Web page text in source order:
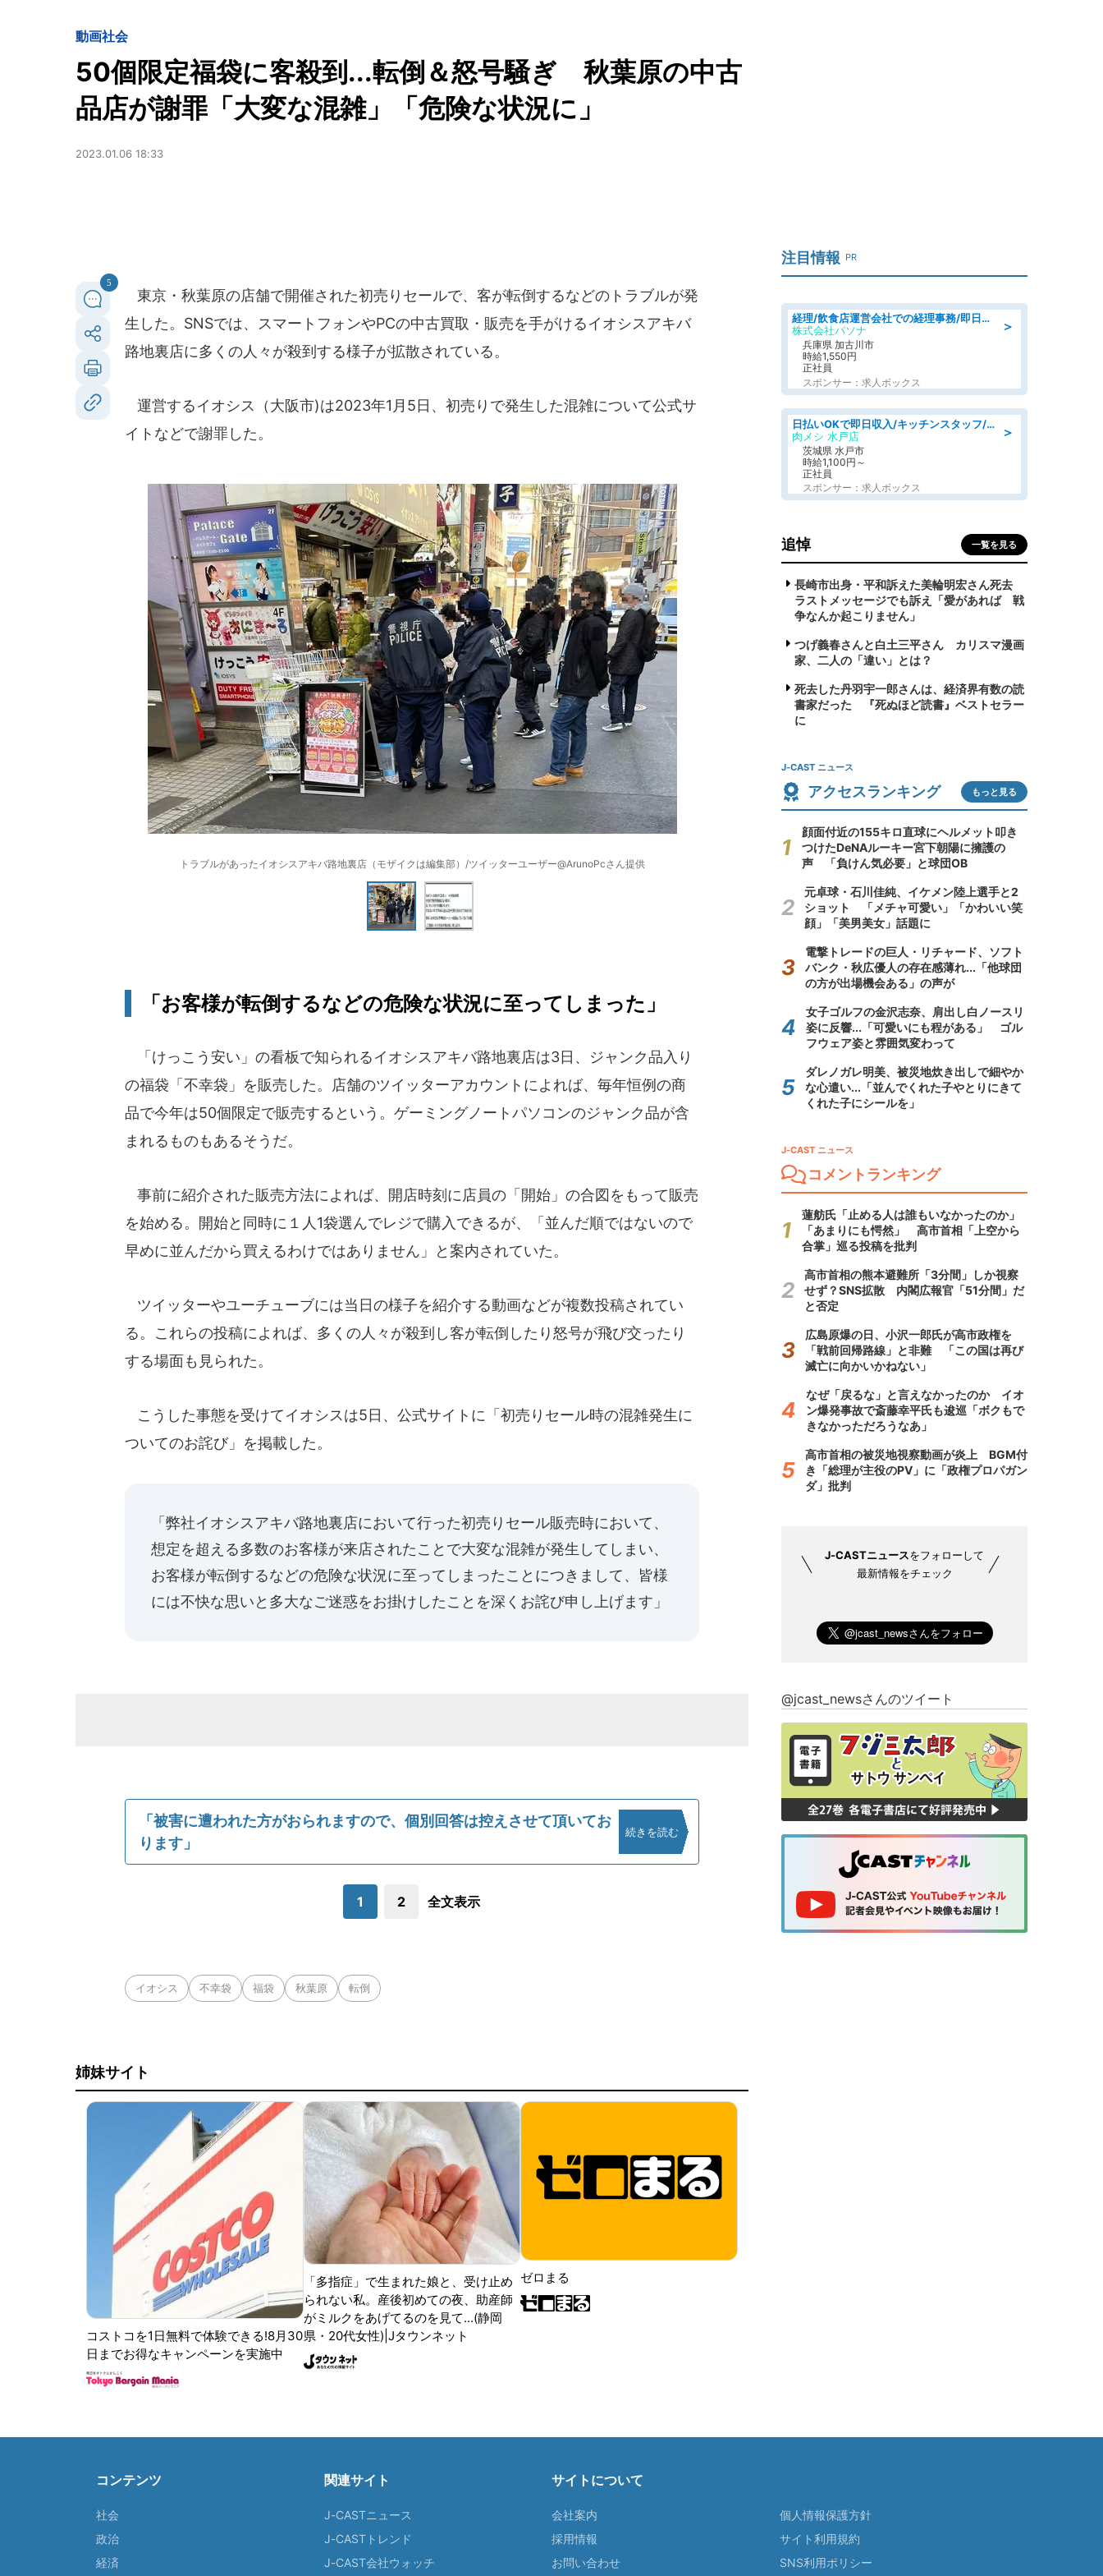
動画社会
50個限定福袋に客殺到...転倒＆怒号騒ぎ 秋葉原の中古
品店が謝罪「大変な混雑」「危険な状況に」
2023.01.06 18:33
5
東京・秋葉原の店舗で開催された初売りセールで、客が転倒するなどのトラブルが発
生した。SNSでは、スマートフォンやPCの中古買取・販売を手がけるイオシスアキバ
路地裏店に多くの人々が殺到する様子が拡散されている。
運営するイオシス（大阪市)は2023年1月5日、初売りで発生した混雑について公式サ
イトなどで謝罪した。
トラブルがあったイオシスアキバ路地裏店（モザイクは編集部）/ツイッターユーザー@ArunoPcさん提供
「お客様が転倒するなどの危険な状況に至ってしまった」
「けっこう安い」の看板で知られるイオシスアキバ路地裏店は3日、ジャンク品入り
の福袋「不幸袋」を販売した。店舗のツイッターアカウントによれば、毎年恒例の商
品で今年は50個限定で販売するという。ゲーミングノートパソコンのジャンク品が含
まれるものもあるそうだ。
事前に紹介された販売方法によれば、開店時刻に店員の「開始」の合図をもって販売
を始める。開始と同時に１人1袋選んでレジで購入できるが、「並んだ順ではないので
早めに並んだから買えるわけではありません」と案内されていた。
ツイッターやユーチューブには当日の様子を紹介する動画などが複数投稿されてい
る。これらの投稿によれば、多くの人々が殺到し客が転倒したり怒号が飛び交ったり
する場面も見られた。
こうした事態を受けてイオシスは5日、公式サイトに「初売りセール時の混雑発生に
ついてのお詫び」を掲載した。
「弊社イオシスアキバ路地裏店において行った初売りセール販売時において、
想定を超える多数のお客様が来店されたことで大変な混雑が発生してしまい、
お客様が転倒するなどの危険な状況に至ってしまったことにつきまして、皆様
には不快な思いと多大なご迷惑をお掛けしたことを深くお詫び申し上げます」
「被害に遭われた方がおられますので、個別回答は控えさせて頂いてお
ります」
続きを読む
1 2 全文表示
イオシス 不幸袋 福袋 秋葉原 転倒
姉妹サイト
コストコを1日無料で体験できる!8月30
日までお得なキャンペーンを実施中
「多指症」で生まれた娘と、受け止め
られない私。産後初めての夜、助産師
がミルクをあげてるのを見て...(静岡
県・20代女性)|Jタウンネット
ゼロまる
注目情報 PR
＞
経理/飲食店運営会社での経理事務/即日勤務可/車通勤可/経理/一般事務
株式会社パソナ
兵庫県 加古川市
時給1,550円
正社員
スポンサー：求人ボックス
＞
日払いOKで即日収入/キッチンスタッフ/「原付免許必須」デリバリー業務など、自己成長可能な幅広い仕事に挑戦!髪型自由&ピアス・ネイルOK/茨城県/水戸市
肉メシ 水戸店
茨城県 水戸市
時給1,100円～
正社員
スポンサー：求人ボックス
追悼 一覧を見る
長崎市出身・平和訴えた美輪明宏さん死去
ラストメッセージでも訴え「愛があれば 戦
争なんか起こりません」
つげ義春さんと白土三平さん カリスマ漫画
家、二人の「違い」とは？
死去した丹羽宇一郎さんは、経済界有数の読
書家だった 『死ぬほど読書』ベストセラー
に
J-CAST ニュース
アクセスランキング もっと見る
顔面付近の155キロ直球にヘルメット叩き
つけたDeNAルーキー宮下朝陽に擁護の
声 「負けん気必要」と球団OB
元卓球・石川佳純、イケメン陸上選手と2
ショット 「メチャ可愛い」「かわいい笑
顔」「美男美女」話題に
電撃トレードの巨人・リチャード、ソフト
バンク・秋広優人の存在感薄れ...「他球団
の方が出場機会ある」の声が
女子ゴルフの金沢志奈、肩出し白ノースリ
姿に反響...「可愛いにも程がある」 ゴル
フウェア姿と雰囲気変わって
ダレノガレ明美、被災地炊き出しで細やか
な心遣い...「並んでくれた子やとりにきて
くれた子にシールを」
J-CAST ニュース
コメントランキング
蓮舫氏「止める人は誰もいなかったのか」
「あまりにも愕然」 高市首相「上空から
合掌」巡る投稿を批判
高市首相の熊本避難所「3分間」しか視察
せず？SNS拡散 内閣広報官「51分間」だ
と否定
広島原爆の日、小沢一郎氏が高市政権を
「戦前回帰路線」と非難 「この国は再び
滅亡に向かいかねない」
なぜ「戻るな」と言えなかったのか イオ
ン爆発事故で斎藤幸平氏も逡巡「ボクもで
きなかっただろうなあ」
高市首相の被災地視察動画が炎上 BGM付
き「総理が主役のPV」に「政権プロパガン
ダ」批判
J-CASTニュースをフォローして
最新情報をチェック
@jcast_newsさんのツイート
コンテンツ
社会
政治
経済
関連サイト
J-CASTニュース
J-CASTトレンド
J-CAST会社ウォッチ
サイトについて
会社案内
採用情報
お問い合わせ
個人情報保護方針
サイト利用規約
SNS利用ポリシー